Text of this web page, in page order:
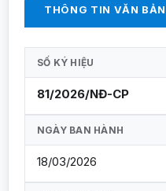
THÔNG TIN VĂN BẢN
SỐ KÝ HIỆU
81/2026/NĐ-CP
NGÀY BAN HÀNH
18/03/2026